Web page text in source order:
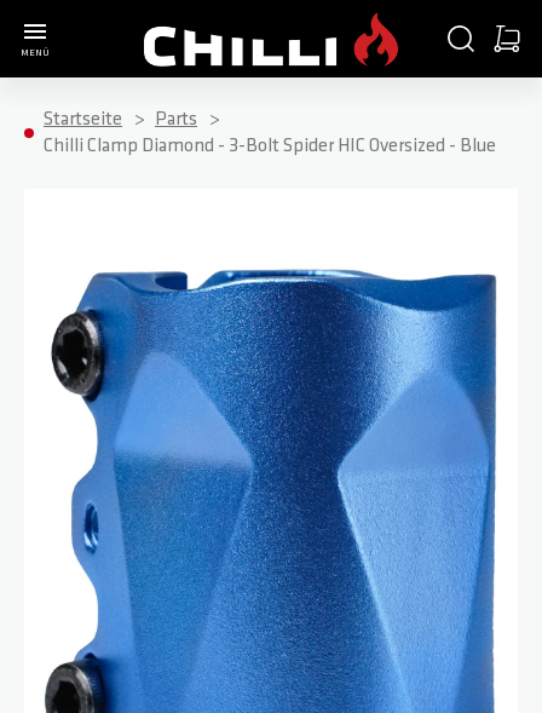
MENÜ
SUCHE
Startseite
Parts
Chilli Clamp Diamond - 3-Bolt Spider HIC Oversized - Blue